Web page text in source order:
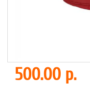
500.00 р.